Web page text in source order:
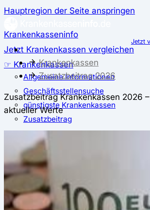
Hauptregion der Seite anspringen
Krankenkasseninfo
Jetzt Krankenkassen vergleichen
☞ Krankenkassen
Allgemeine Informationen
Geschäftsstellensuche
günstigste Krankenkassen
Zusatzbeitrag
✅ Krankenkassen Test
Der große Krankenkassentest
Test für Studierende
Test für Auszubildende
Test für Schwangere und junge
Test für Selbstständige
Jetzt
Krankenkassen
Zusatzbeitrag 2026
Zusatzbeitrag Krankenkassen 2026
aktueller Werte